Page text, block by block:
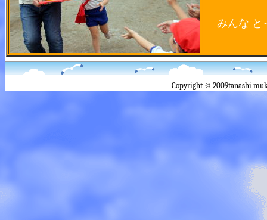
みんな と
Copyright © 2009tanashi